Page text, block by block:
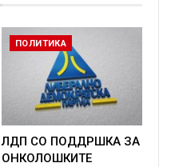
ПОЛИТИКА
ЛДП СО ПОДДРШКА ЗА
ОНКОЛОШКИТЕ